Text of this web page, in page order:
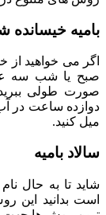
بامیه خیسانده
اگر می خواهید از
صبح یا شب سه
صورت طولی ببرید
دوازده ساعت در آب
میل کنید.
سالاد بامیه
شاید تا به حال
است بدانید این